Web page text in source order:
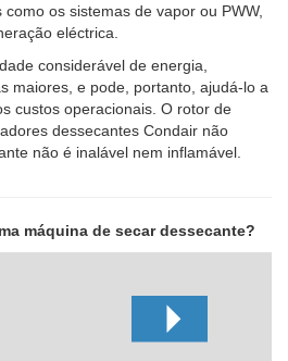
os sistemas de vapor ou PWW,
eléctrica.
considerável de energia,
maiores, e pode, portanto, ajudá-lo a
custos operacionais. O rotor de
dessecantes Condair não
não é inalável nem inflamável.
máquina de secar dessecante?